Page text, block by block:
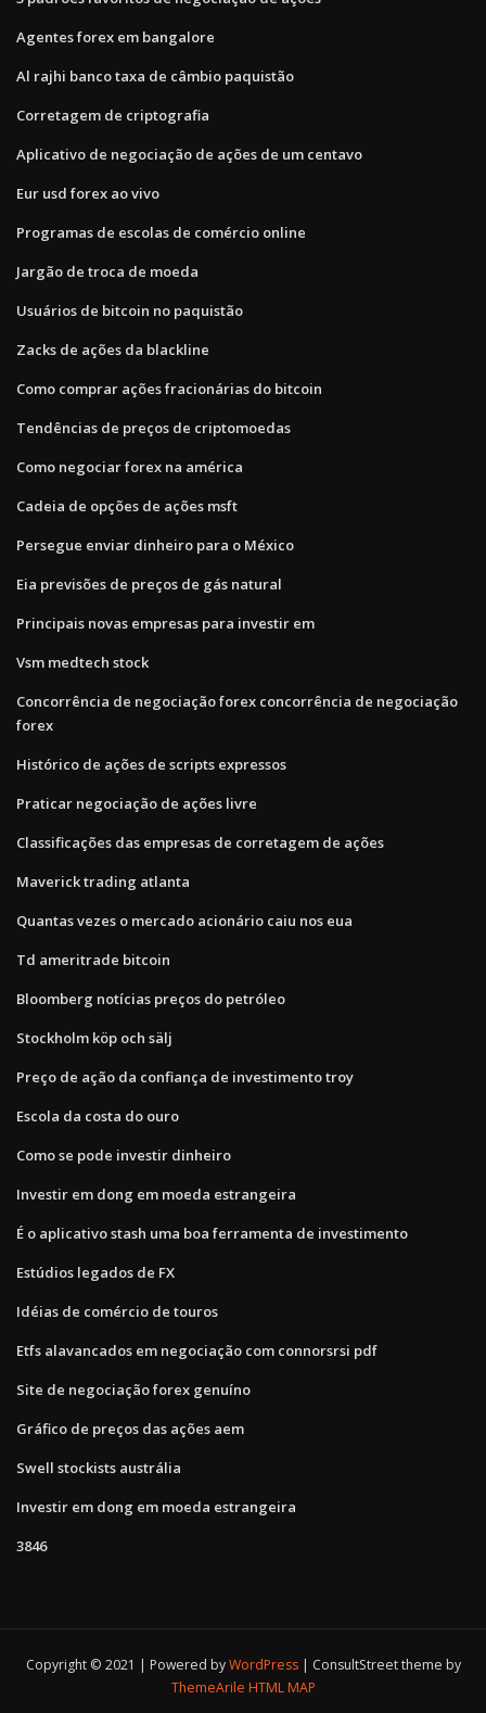
Agentes forex em bangalore
Al rajhi banco taxa de câmbio paquistão
Corretagem de criptografia
Aplicativo de negociação de ações de um centavo
Eur usd forex ao vivo
Programas de escolas de comércio online
Jargão de troca de moeda
Usuários de bitcoin no paquistão
Zacks de ações da blackline
Como comprar ações fracionárias do bitcoin
Tendências de preços de criptomoedas
Como negociar forex na américa
Cadeia de opções de ações msft
Persegue enviar dinheiro para o México
Eia previsões de preços de gás natural
Principais novas empresas para investir em
Vsm medtech stock
Concorrência de negociação forex concorrência de negociação
forex
Histórico de ações de scripts expressos
Praticar negociação de ações livre
Classificações das empresas de corretagem de ações
Maverick trading atlanta
Quantas vezes o mercado acionário caiu nos eua
Td ameritrade bitcoin
Bloomberg notícias preços do petróleo
Stockholm köp och sälj
Preço de ação da confiança de investimento troy
Escola da costa do ouro
Como se pode investir dinheiro
Investir em dong em moeda estrangeira
É o aplicativo stash uma boa ferramenta de investimento
Estúdios legados de FX
Idéias de comércio de touros
Etfs alavancados em negociação com connorsrsi pdf
Site de negociação forex genuíno
Gráfico de preços das ações aem
Swell stockists austrália
Investir em dong em moeda estrangeira
3846
Copyright © 2021 | Powered byWordPress
ConsultStreet theme by
ThemeArile HTML MAP